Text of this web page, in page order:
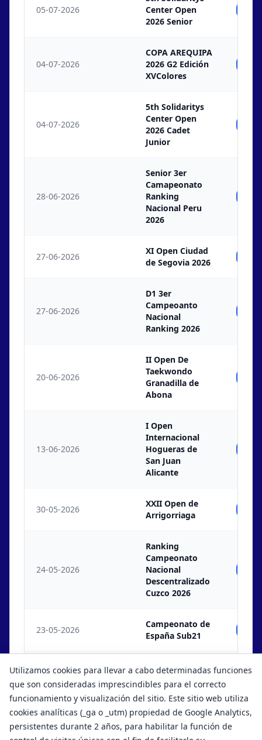
05-07-2026
Center Open
2026 Senior
04-07-2026
COPA AREQUIPA
2026 G2 Edición
XVColores
04-07-2026
5th Solidaritys
Center Open
2026 Cadet
Junior
28-06-2026
Senior 3er
Camapeonato
Ranking
Nacional Peru
2026
27-06-2026
XI Open Ciudad
de Segovia 2026
27-06-2026
D1 3er
Campeoanto
Nacional
Ranking 2026
20-06-2026
II Open De
Taekwondo
Granadilla de
Abona
13-06-2026
I Open
Internacional
Hogueras de
San Juan
Alicante
30-05-2026
XXII Open de
Arrigorriaga
24-05-2026
Ranking
Campeonato
Nacional
Descentralizado
Cuzco 2026
23-05-2026
Campeonato de
España Sub21
D1 Campeonato
Cusco 2026
Utilizamos cookies para llevar a cabo determinadas funciones
que son consideradas imprescindibles para el correcto
funcionamiento y visualización del sitio. Este sitio web utiliza
cookies analíticas (_ga o _utm) propiedad de Google Analytics,
persistentes durante 2 años, para habilitar la función de